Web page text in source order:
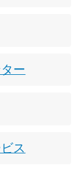
ー
ス